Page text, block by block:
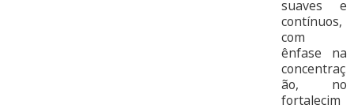
suaves e
contínuos,
com
ênfase na
concentraç
ão, no
fortalecim